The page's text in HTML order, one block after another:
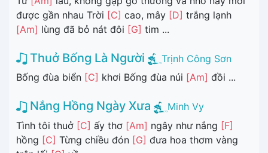
được gần nhau Trời [C] cao, mây [D] trắng lạnh
[Am] lùng đã bỏ nát đôi [G] tim ...
Thuở Bống Là Người
Trịnh Công Sơn
Bống đùa biển [C] khơi Bống đùa núi [Am] đồi ...
Nắng Hồng Ngày Xưa
Minh Vy
Tình tôi thuở [C] ấy thơ [Am] ngây như nắng [F]
hồng [C] Từng chiều đón [G] đưa hoa thơm vàng